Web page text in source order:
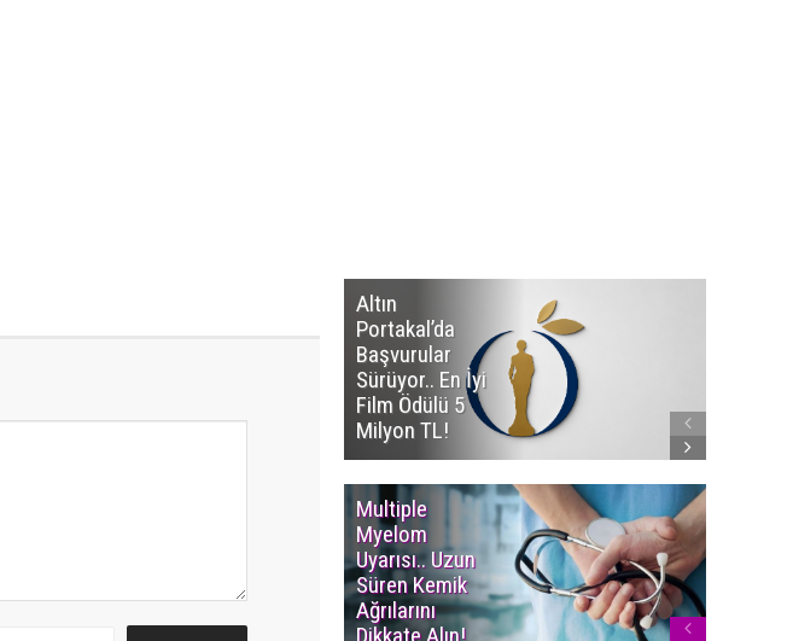
Altın
Portakal’da
Başvurular
Sürüyor.. En İyi
Film Ödülü 5
Milyon TL!
Multiple
Myelom
Uyarısı.. Uzun
Süren Kemik
Ağrılarını